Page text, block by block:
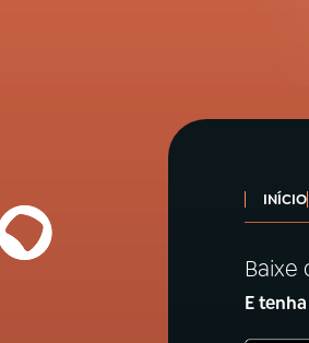
INÍCIO
Baixe
E